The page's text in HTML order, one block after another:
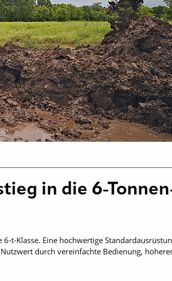
in die 6-
t-Klasse. Eine hochwertige
durch vereinfachte Bedienung,